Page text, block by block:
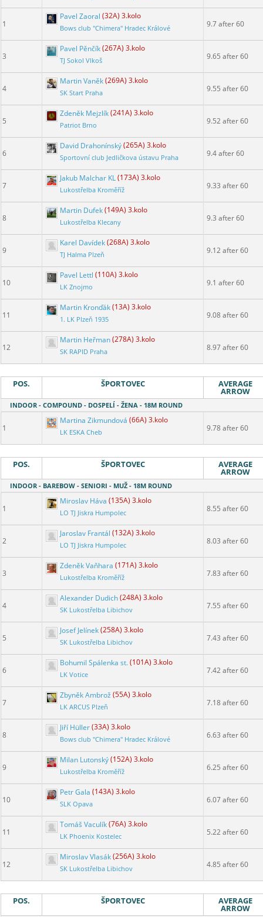
1
Pavel Zaoral (32A) 3.kolo
Bows club "Chimera" Hradec Králové 9.7 after 60
3
Pavel Pěnčík(267A) 3.kolo
TJ Sokol Vlkoš 9.65 after 60
4
Martin Vaněk(269A) 3.kolo
SK Start Praha 9.55 after 60
5
Zdeněk Mejzlík(241A) 3.kolo
Patriot Brno 9.52 after 60
6
David Drahonínský(265A) 3.kolo
Sportovní club Jedličkova ústavu Praha 9.4 after 60
7
Jakub Malchar KL(173A) 3.kolo
Lukostřelba Kroměříž 9.33 after 60
8
Martin Dufek(149A) 3.kolo
Lukostřelba Klecany 9.3 after 60
9
Karel Davídek(268A) 3.kolo
TJ Halma Plzeň 9.12 after 60
10
Pavel Lettl (110A) 3.kolo
LK Znojmo 9.1 after 60
11
Martin Kronďák(13A) 3.kolo
1. LK Plzeň 1935 9.08 after 60
12
Martin Heřman(278A) 3.kolo
SK RAPID Praha 8.97 after 60
POS. ŠPORTOVEC AVERAGE
ARROW
INDOOR - COMPOUND - DOSPELÍ - ŽENA - 18M ROUND
1
Martina Zikmundová (66A) 3.kolo
LK ESKA Cheb 9.78 after 60
POS. ŠPORTOVEC AVERAGE
ARROW
INDOOR - BAREBOW - SENIORI - MUŽ - 18M ROUND
1
Miroslav Háva (135A) 3.kolo
LO TJ Jiskra Humpolec 8.55 after 60
2
Jaroslav Frantál (132A) 3.kolo
LO TJ Jiskra Humpolec 8.03 after 60
3
Zdeněk Vaňhara (171A) 3.kolo
Lukostřelba Kroměříž 7.83 after 60
4
Alexander Dudich(248A) 3.kolo
SK Lukostřelba Libichov 7.55 after 60
5
Josef Jelínek(258A) 3.kolo
SK Lukostřelba Libichov 7.43 after 60
6
Bohumil Spálenka st.(101A) 3.kolo
LK Votice 7.42 after 60
7
Zbyněk Ambrož (55A) 3.kolo
LK ARCUS Plzeň 7.18 after 60
8
Jiří Hüller(33A) 3.kolo
Bows club "Chimera" Hradec Králové 6.63 after 60
9
Milan Lutonský(152A) 3.kolo
Lukostřelba Kroměříž 6.25 after 60
10
Petr Gala (143A) 3.kolo
SLK Opava 6.07 after 60
11
Tomáš Vaculík(76A) 3.kolo
LK Phoenix Kostelec 5.22 after 60
12
Miroslav Vlasák(256A) 3.kolo
SK Lukostřelba Libichov 4.85 after 60
POS. ŠPORTOVEC AVERAGE
ARROW